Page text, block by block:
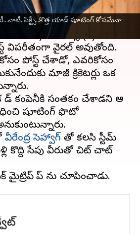
యాడ్ షూటింగ్ కోసమేనా
ఐయామ్ సిక్స్టీ అంటూ మాజీ
Sastri) తన ఎక్స్ (X)
వైరల్ అవుతోంది.
పోస్ట్ చేశాడో, ఎవరికోసం
మాజీ క్రికెటర్లు ఒక
యాడ్ కంపెనీకి సంతకం చేశాడని ఆ
షూటింగ్ ఫొటో
వీరేంద్ర సెహ్వాగ్ తో కలసి స్టీమ్
కొద్ది సేపు వీరుతో చిట్ చాట్